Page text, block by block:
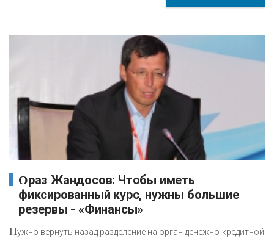
Ораз Жандосов: Чтобы иметь
фиксированный курс, нужны большие
резервы - «Финансы»
Нужно вернуть назад разделение на орган денежно-кредитной